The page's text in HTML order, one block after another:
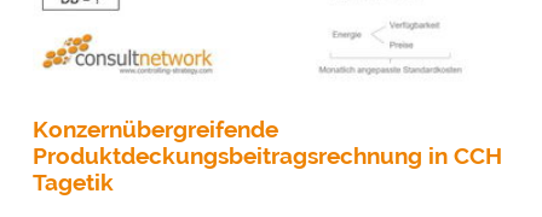
Konzernübergreifende
Produktdeckungsbeitragsrechnung in CCH
Tagetik